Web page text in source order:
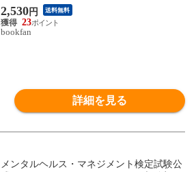
2,530円 送料無料
23
bookfan
詳細を見る
メンタルヘルス・マネジメント検定試験公